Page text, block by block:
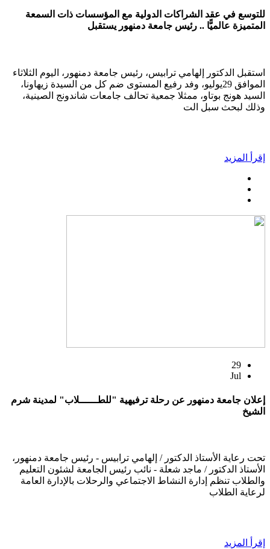
للتوسع في عقد الشراكات الدولية مع المؤسسات ذات السمعة
المتميزة عالميًّا .. رئيس جامعة دمنهور يستقبل
استقبل الدكتور إلهامي ترابيس، رئيس جامعة دمنهور، اليوم الثلاثاء
الموافق 29يوليو، وفد رفيع المستوى ضم كل من السيدة زيهاونا،
السيد هونج بوتاو، ممثلا جمعية تحالف جامعات شاندونج الصينية،
وذلك لبحث سبل الت
إقرأ المزيد
29
Jul
إعلان جامعة دمنهور عن رحلة ترفيهية "للطــــــلاب" لمدينة شرم
الشيخ
تحت رعاية الأستاذ الدكتور / إلهامي ترابيس - رئيس جامعة دمنهور،
الأستاذ الدكتور / ماجد شعلة - نائب رئيس الجامعة لشئون التعليم
والطلاب تنظم إدارة النشاط الاجتماعي والرحلات بالإدارة العامة
لرعاية الطلاب
إقرأ المزيد